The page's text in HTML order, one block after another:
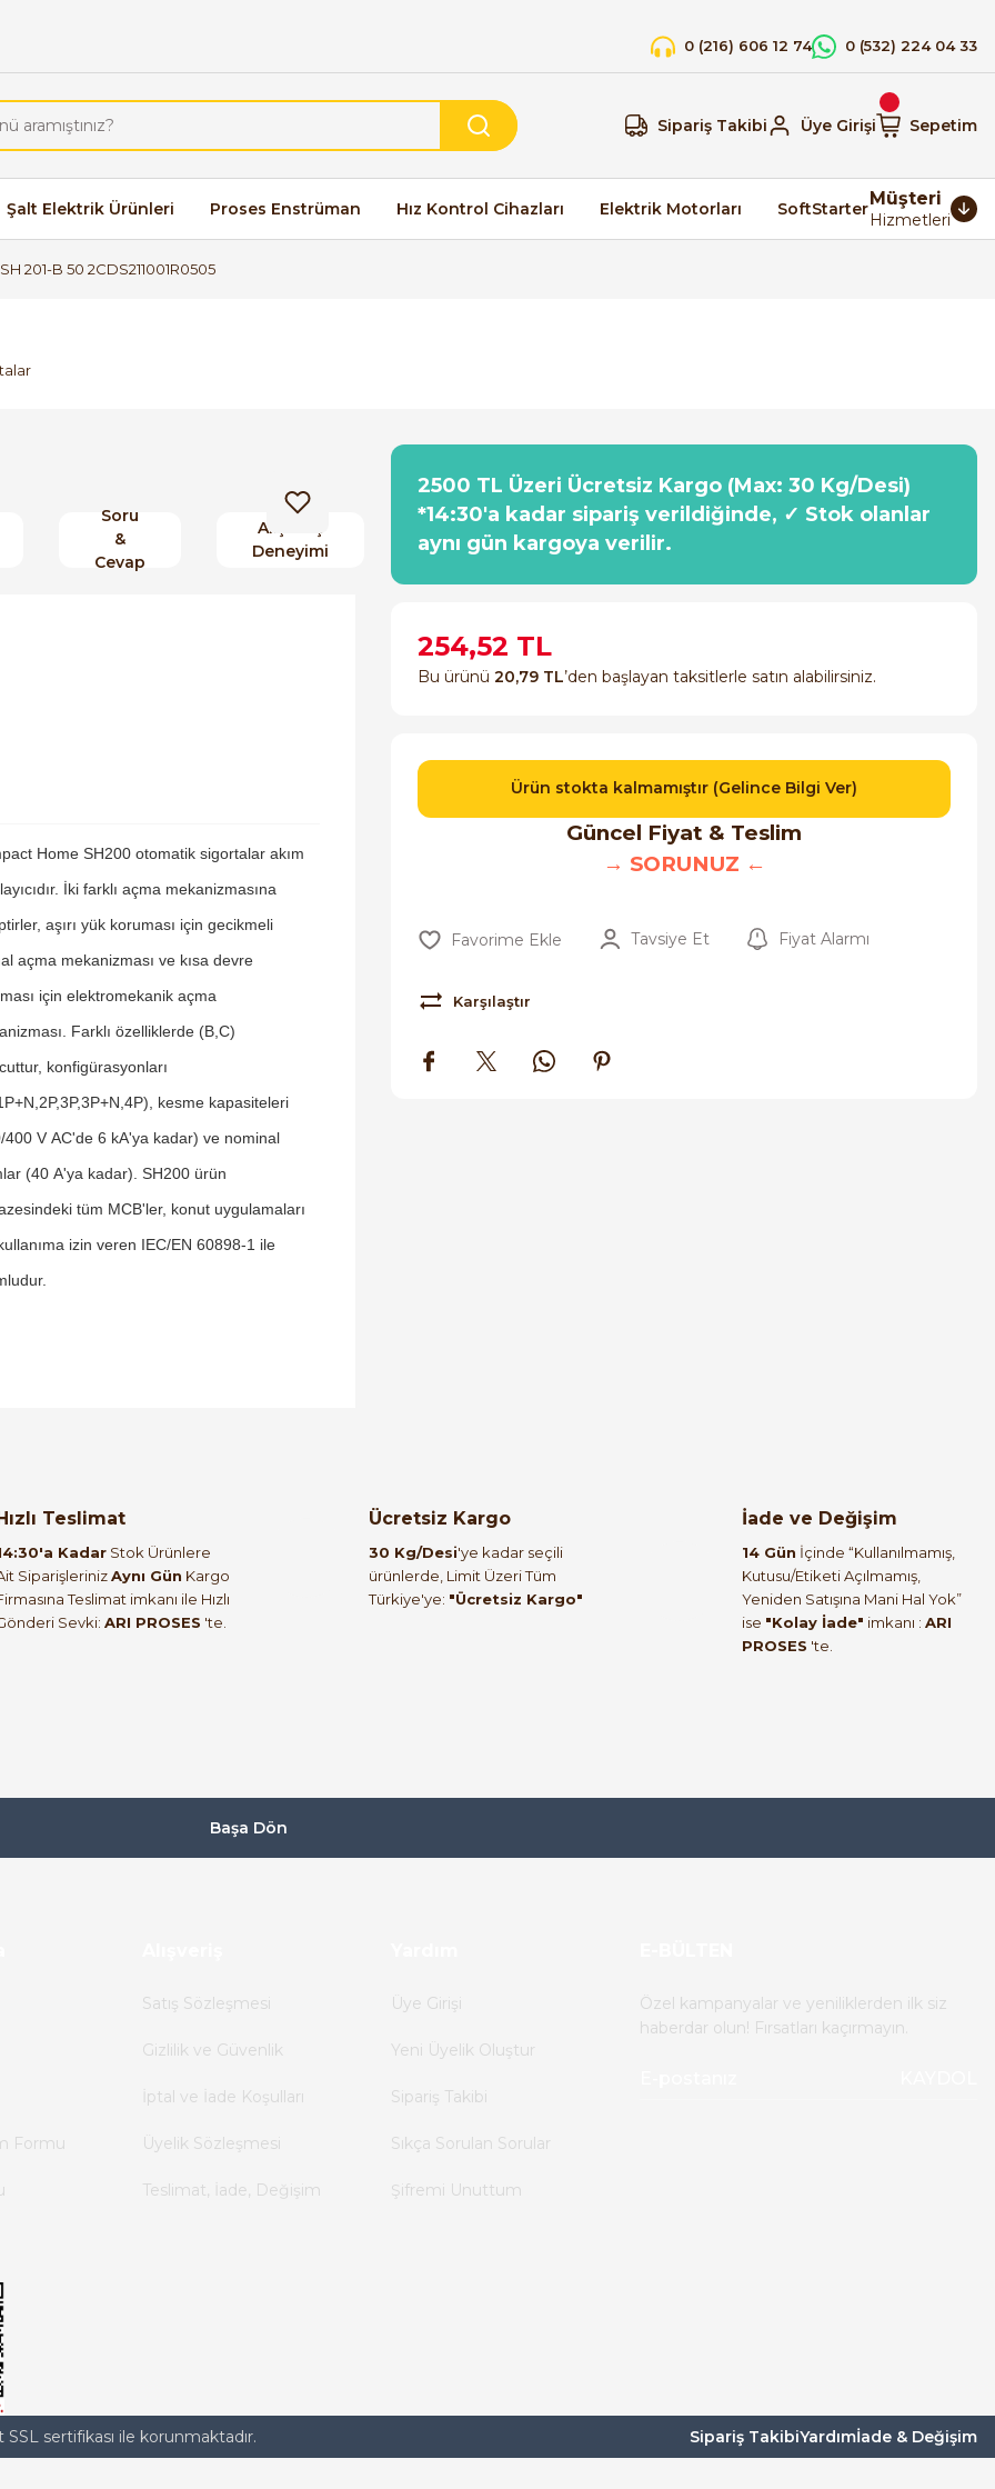
0 (216) 606 12 74 0 (532) 224 04 33
Sipariş Takibi Üye Girişi Sepetim
Şalt Elektrik Ürünleri Proses Enstrüman Hız Kontrol Cihazları Elektrik Motorları SoftStarterMüşteri
Hizmetleri
201-B 50 2CDS211001R0505
Soru
&
Cevap
Alışveriş
Deneyimi
Home SH200 otomatik sigortalar akım
İki farklı açma mekanizmasına
aşırı yük koruması için gecikmeli
açma mekanizması ve kısa devre
için elektromekanik açma
Farklı özelliklerde (B,C)
konfigürasyonları
kesme kapasiteleri
400 V AC'de 6 kA'ya kadar) ve nominal
(40 A'ya kadar). SH200 ürün
tüm MCB'ler, konut uygulamaları
izin veren IEC/EN 60898-1 ile
2500 TL Üzeri Ücretsiz Kargo (Max: 30 Kg/Desi)
*14:30'a kadar sipariş verildiğinde, ✓ Stok olanlar
aynı gün kargoya verilir.
254,52 TL
Bu ürünü 20,79 TL’den başlayan taksitlerle satın alabilirsiniz.
Ürün stokta kalmamıştır (Gelince Bilgi Ver)
Güncel Fiyat & Teslim
→ SORUNUZ ←
Tavsiye Et Fiyat Alarmı
Karşılaştır
Teslimat
Kadar Stok Ürünlere
SiparişlerinizAynı Gün Kargo
Teslimat imkanı ile Hızlı
Sevki: ARI PROSES 'te.
Ücretsiz Kargo
30 Kg/Desi'ye kadar seçili
ürünlerde, Limit Üzeri Tüm
Türkiye'ye: "Ücretsiz Kargo"
İade ve Değişim
14 Gün İçinde “Kullanılmamış,
Kutusu/Etiketi Açılmamış,
Yeniden Satışına Mani Hal Yok”
ise "Kolay İade" imkanı : ARI
PROSES 'te.
Başa Dön
Formu
Satış Sözleşmesi
Gizlilik ve Güvenlik
İptal ve İade Koşulları
Üyelik Sözleşmesi
Teslimat, İade, Değişim
Üye Girişi
Yeni Üyelik Oluştur
Sipariş Takibi
Sıkça Sorulan Sorular
Şifremi Unuttum
Özel kampanyalar ve yeniliklerden ilk siz
haberdar olun! Fırsatları kaçırmayın.
SSL sertifikası ile korunmaktadır. Sipariş TakibiYardımİade & Değişim